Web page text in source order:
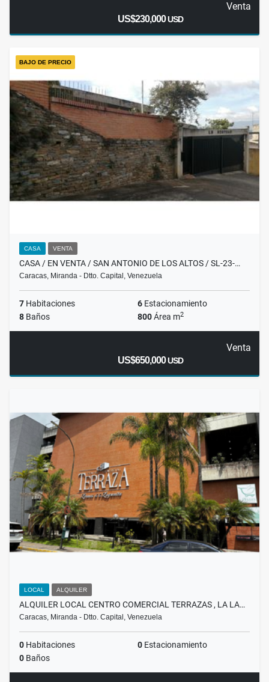
Venta
US$230,000USD
BAJO DE PRECIO
CASA VENTA
CASA / EN VENTA / SAN ANTONIO DE LOS ALTOS / SL-23-…
Caracas, Miranda - Dtto. Capital, Venezuela
7 Habitaciones 6 Estacionamiento
8 Baños 800Área m2
Venta
US$650,000USD
LOCAL ALQUILER
ALQUILER LOCAL CENTRO COMERCIAL TERRAZAS , LA LA…
Caracas, Miranda - Dtto. Capital, Venezuela
0 Habitaciones 0 Estacionamiento
0 Baños